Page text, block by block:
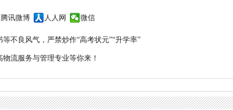
腾讯微博 人人网 微信
不良风气，严禁炒作“高考状元”“升学率”
流服务与管理专业等你来！